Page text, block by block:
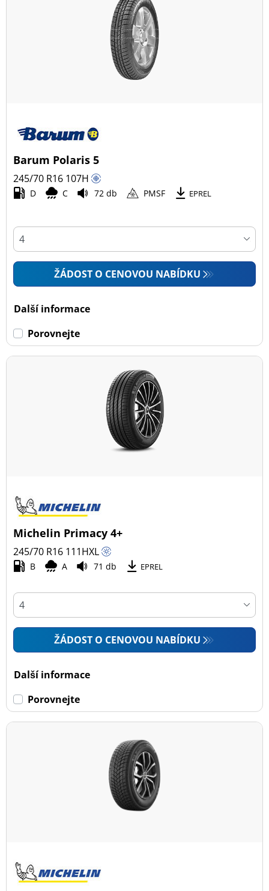
Barum Polaris 5
245/70 R16 107H
D C 72 db PMSF EPREL
ŽÁDOST O CENOVOU NABÍDKU
Další informace
Porovnejte
Michelin Primacy 4+
245/70 R16 111HXL
B A 71 db EPREL
ŽÁDOST O CENOVOU NABÍDKU
Další informace
Porovnejte